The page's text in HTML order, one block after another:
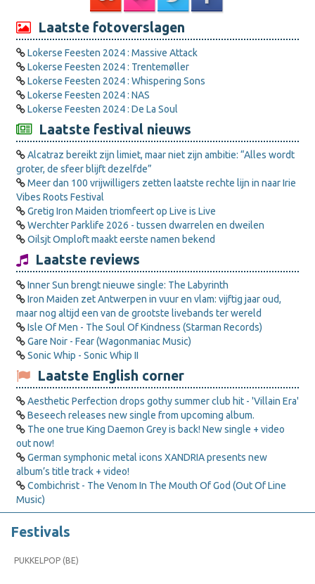
Laatste fotoverslagen
Lokerse Feesten 2024 : Massive Attack
Lokerse Feesten 2024 : Trentemøller
Lokerse Feesten 2024 : Whispering Sons
Lokerse Feesten 2024 : NAS
Lokerse Feesten 2024 : De La Soul
Laatste festival nieuws
Alcatraz bereikt zijn limiet, maar niet zijn ambitie: “Alles wordt
groter, de sfeer blijft dezelfde”
Meer dan 100 vrijwilligers zetten laatste rechte lijn in naar Irie
Vibes Roots Festival
Gretig Iron Maiden triomfeert op Live is Live
Werchter Parklife 2026 - tussen dwarrelen en dweilen
Oilsjt Omploft maakt eerste namen bekend
Laatste reviews
Inner Sun brengt nieuwe single: The Labyrinth
Iron Maiden zet Antwerpen in vuur en vlam: vijftig jaar oud,
maar nog altijd een van de grootste livebands ter wereld
Isle Of Men - The Soul Of Kindness (Starman Records)
Gare Noir - Fear (Wagonmaniac Music)
Sonic Whip - Sonic Whip II
Laatste English corner
Aesthetic Perfection drops gothy summer club hit - 'Villain Era'
Beseech releases new single from upcoming album.
The one true King Daemon Grey is back! New single + video
out now!
German symphonic metal icons XANDRIA presents new
album’s title track + video!
Combichrist - The Venom In The Mouth Of God (Out Of Line
Music)
Festivals
PUKKELPOP (BE)